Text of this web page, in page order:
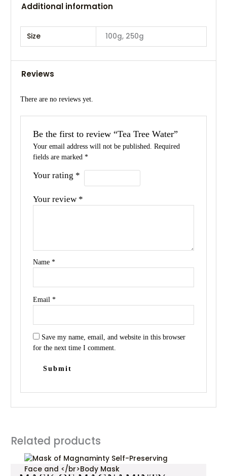
Additional information
Size 100g, 250g
Reviews
There are no reviews yet.
Be the first to review “Tea Tree Water”
Your email address will not be published.
Required
fields are marked *
Your rating *
Your review *
Name *
Email *
Save my name, email, and website in this browser
for the next time I comment.
Related products
This